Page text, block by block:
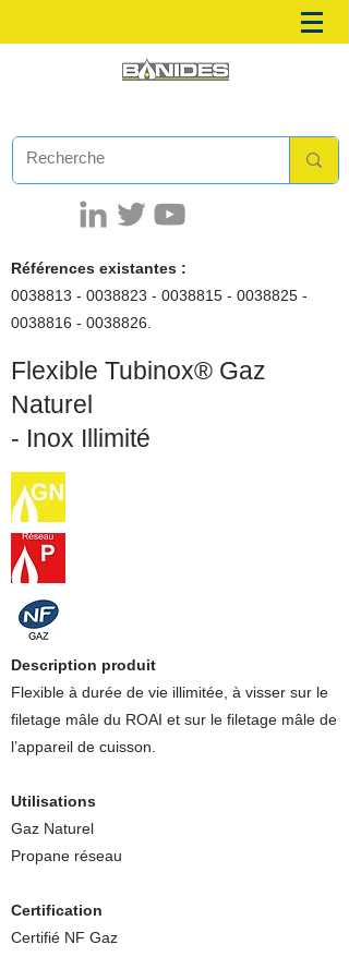
Références existantes :
0038813 - 0038823 - 0038815 - 0038825 -
0038816 - 0038826
Flexible Tubinox® Gaz
Naturel
- Inox Illimité
Description produit
Flexible à durée de vie illimitée, à visser sur le
filetage mâle du ROAI et sur le filetage mâle de
l’appareil de cuisson.
Utilisations
Gaz Naturel
Propane réseau
Certification
Certifié NF Gaz